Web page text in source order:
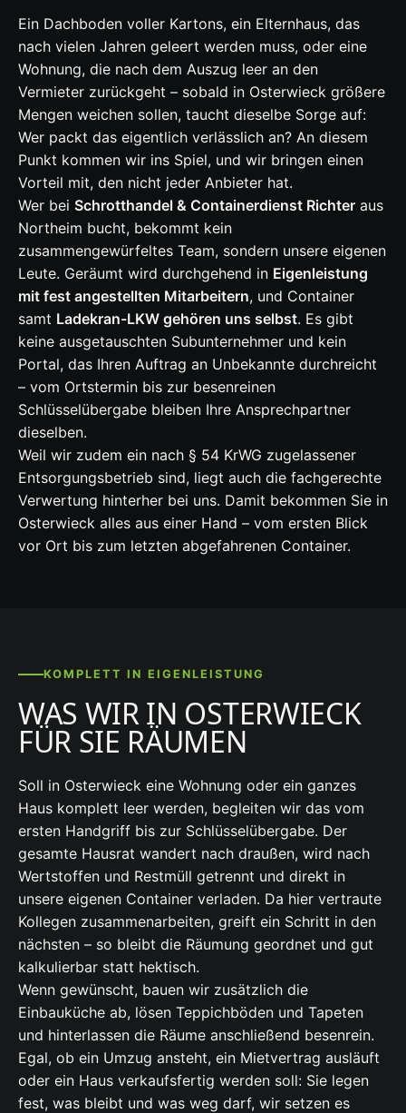
Ein Dachboden voller Kartons, ein Elternhaus, das
nach vielen Jahren geleert werden muss, oder eine
Wohnung, die nach dem Auszug leer an den
Vermieter zurückgeht – sobald in Osterwieck größere
Mengen weichen sollen, taucht dieselbe Sorge auf:
Wer packt das eigentlich verlässlich an? An diesem
Punkt kommen wir ins Spiel, und wir bringen einen
Vorteil mit, den nicht jeder Anbieter hat.
Wer bei Schrotthandel & Containerdienst Richter aus
Northeim bucht, bekommt kein
zusammengewürfeltes Team, sondern unsere eigenen
Leute. Geräumt wird durchgehend in Eigenleistung
mit fest angestellten Mitarbeitern, und Container
samt Ladekran-LKW gehören uns selbst. Es gibt
keine ausgetauschten Subunternehmer und kein
Portal, das Ihren Auftrag an Unbekannte durchreicht
– vom Ortstermin bis zur besenreinen
Schlüsselübergabe bleiben Ihre Ansprechpartner
dieselben.
Weil wir zudem ein nach § 54 KrWG zugelassener
Entsorgungsbetrieb sind, liegt auch die fachgerechte
Verwertung hinterher bei uns. Damit bekommen Sie in
Osterwieck alles aus einer Hand – vom ersten Blick
vor Ort bis zum letzten abgefahrenen Container.
KOMPLETT IN EIGENLEISTUNG
WAS WIR IN OSTERWIECK
FÜR SIE RÄUMEN
Soll in Osterwieck eine Wohnung oder ein ganzes
Haus komplett leer werden, begleiten wir das vom
ersten Handgriff bis zur Schlüsselübergabe. Der
gesamte Hausrat wandert nach draußen, wird nach
Wertstoffen und Restmüll getrennt und direkt in
unsere eigenen Container verladen. Da hier vertraute
Kollegen zusammenarbeiten, greift ein Schritt in den
nächsten – so bleibt die Räumung geordnet und gut
kalkulierbar statt hektisch.
Wenn gewünscht, bauen wir zusätzlich die
Einbauküche ab, lösen Teppichböden und Tapeten
und hinterlassen die Räume anschließend besenrein.
Egal, ob ein Umzug ansteht, ein Mietvertrag ausläuft
oder ein Haus verkaufsfertig werden soll: Sie legen
fest, was bleibt und was weg darf, wir setzen es